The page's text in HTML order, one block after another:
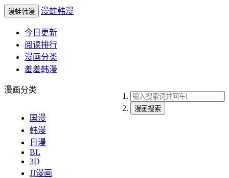
漫蛙韩漫 漫蛙韩漫
今日更新
阅读排行
漫画分类
羞羞韩漫
漫画搜索
漫画分类
国漫
韩漫
日漫
BL
3D
JJ漫画